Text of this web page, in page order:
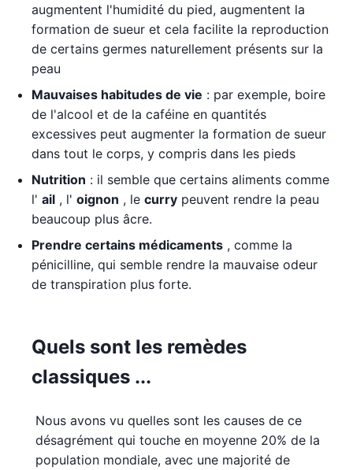
augmentent l'humidité du pied, augmentent la
formation de sueur et cela facilite la reproduction
de certains germes naturellement présents sur la
peau
Mauvaises habitudes de vie : par exemple, boire
de l'alcool et de la caféine en quantités
excessives peut augmenter la formation de sueur
dans tout le corps, y compris dans les pieds
Nutrition : il semble que certains aliments comme
l' ail , l' oignon , le curry peuvent rendre la peau
beaucoup plus âcre.
Prendre certains médicaments , comme la
pénicilline, qui semble rendre la mauvaise odeur
de transpiration plus forte.
Quels sont les remèdes
classiques ...
Nous avons vu quelles sont les causes de ce
désagrément qui touche en moyenne 20% de la
population mondiale, avec une majorité de